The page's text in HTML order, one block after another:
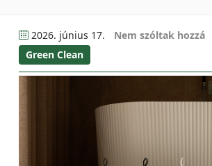
2026. június 17. Nem szóltak hozzá
Green Clean